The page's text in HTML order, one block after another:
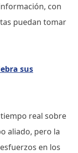
con
puedan tomar
sus
real sobre
aliado, pero la
en los